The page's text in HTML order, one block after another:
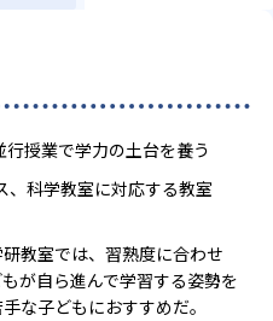
授業で学力の土台を養う
、科学教室に対応する教室
教室では、習熟度に合わせ
が自ら進んで学習する姿勢を
な子どもにおすすめだ。